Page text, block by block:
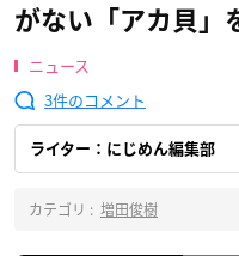
がない「アカ貝」
ニュース
3
ライター：にじめん編集部
カテゴリ : 増田俊樹